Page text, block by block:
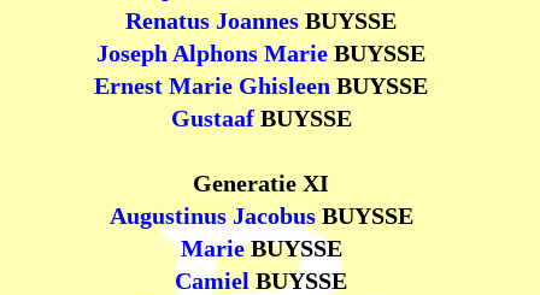
Renatus Joannes BUYSSE
Joseph Alphons Marie BUYSSE
Ernest Marie Ghisleen BUYSSE
Gustaaf BUYSSE
Generatie XI
Augustinus Jacobus BUYSSE
MarieBUYSSE
Camiel BUYSSE